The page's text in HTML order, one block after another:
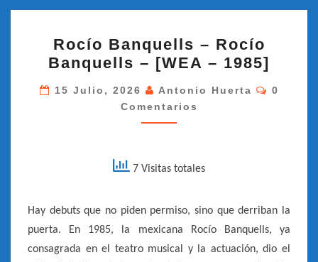
BANQUELLS
–
ROCÍO
BANQUELLS
–
–
Rocío Banquells – Rocío
Banquells – [WEA – 1985]
15 Julio, 2026 Antonio Huerta
0
Comentarios
7 Visitas totales
Hay debuts que no piden permiso, sino que derriban la
puerta. En 1985, la mexicana Rocío Banquells, ya
consagrada en el teatro musical y la actuación, dio el